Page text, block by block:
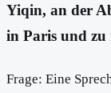
Yiqin, an der
in Paris und zu
Frage: Eine